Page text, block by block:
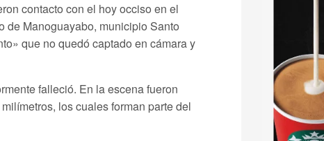
contacto con el hoy occiso en el
de Manoguayabo, municipio Santo
que no quedó captado en cámara y
falleció. En la escena fueron
los cuales forman parte del